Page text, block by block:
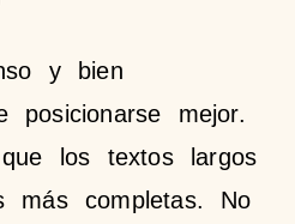
y bien
posicionarse mejor.
los textos largos
más completas. No